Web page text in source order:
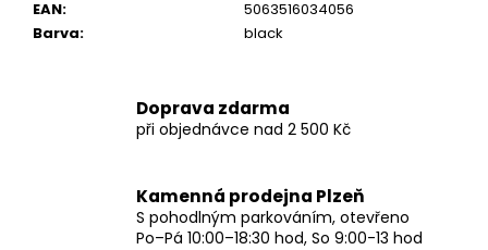
EAN:
5063516034056
Barva: black
Doprava zdarma
při objednávce nad 2 500 Kč
Kamenná prodejna Plzeň
S pohodlným parkováním, otevřeno
Po–Pá 10:00–18:30 hod, So 9:00-13 hod